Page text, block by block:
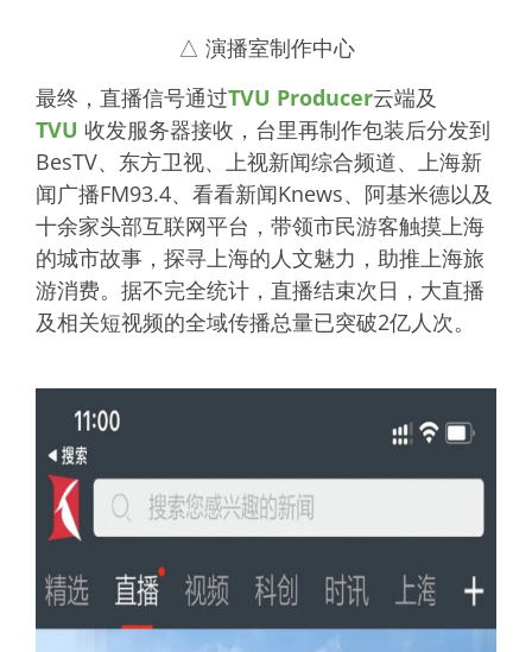
△ 演播室制作中心
最终，直播信号通过TVU Producer云端及
TVU 收发服务器接收，台里再制作包装后分发到
BesTV、东方卫视、上视新闻综合频道、上海新
闻广播FM93.4、看看新闻Knews、阿基米德以及
十余家头部互联网平台，带领市民游客触摸上海
的城市故事，探寻上海的人文魅力，助推上海旅
游消费。据不完全统计，直播结束次日，大直播
及相关短视频的全域传播总量已突破2亿人次。